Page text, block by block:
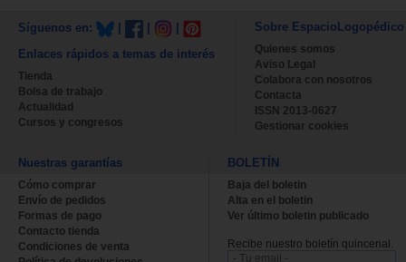
Síguenos en:
Enlaces rápidos a temas de interés
Tienda
Bolsa de trabajo
Actualidad
Cursos y congresos
Sobre EspacioLogopédico
Quienes somos
Aviso Legal
Colabora con nosotros
Contacta
ISSN 2013-0627
Gestionar cookies
Nuestras garantías
Cómo comprar
Envío de pedidos
Formas de pago
Contacto tienda
Condiciones de venta
BOLETÍN
Baja del boletin
Alta en el boletin
Ver último boletin publicado
Recibe nuestro boletín quincenal.